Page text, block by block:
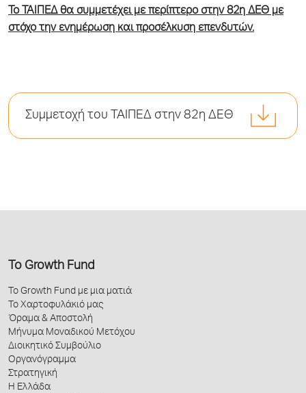
Το ΤΑΙΠΕΔ θα συμμετέχει με περίπτερο στην 82η ΔΕΘ με
στόχο την ενημέρωση και προσέλκυση επενδυτών.
Συμμετοχή του ΤΑΙΠΕΔ στην 82η ΔΕΘ
Το Growth Fund
Το Growth Fund με μια ματιά
Το Χαρτοφυλάκιό μας
Όραμα & Αποστολή
Μήνυμα Μοναδικού Μετόχου
Διοικητικό Συμβούλιο
Οργανόγραμμα
Στρατηγική
Η Ελλάδα